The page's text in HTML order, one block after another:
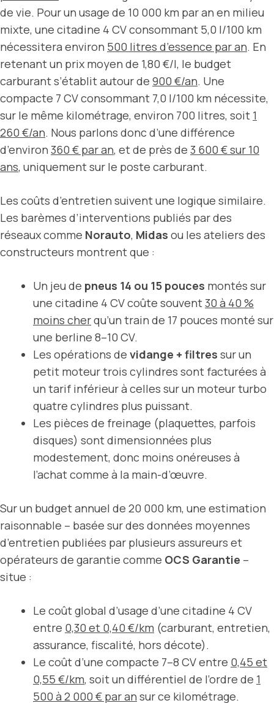
de vie. Pour un usage de 10 000 km par an en milieu
mixte, une citadine 4 CV consommant 5,0 l/100 km
nécessitera environ 500 litres d’essence par an. En
retenant un prix moyen de 1,80 €/l, le budget
carburant s’établit autour de 900 €/an. Une
compacte 7 CV consommant 7,0 l/100 km nécessite,
sur le même kilométrage, environ 700 litres, soit 1
260 €/an. Nous parlons donc d’une différence
d’environ 360 € par an, et de près de 3 600 € sur 10
ans, uniquement sur le poste carburant.
Les coûts d’entretien suivent une logique similaire.
Les barèmes d’interventions publiés par des
réseaux comme Norauto, Midas ou les ateliers des
constructeurs montrent que :
Un jeu de pneus 14 ou 15 pouces montés sur
une citadine 4 CV coûte souvent30 à 40 %
moins cherqu’un train de 17 pouces monté sur
une berline 8–10 CV.
Les opérations de vidange + filtres sur un
petit moteur trois cylindres sont facturées à
un tarif inférieur à celles sur un moteur turbo
quatre cylindres plus puissant.
Les pièces de freinage (plaquettes, parfois
disques) sont dimensionnées plus
modestement, donc moins onéreuses à
l’achat comme à la main-d’œuvre.
Sur un budget annuel de 20 000 km, une estimation
raisonnable – basée sur des données moyennes
d’entretien publiées par plusieurs assureurs et
opérateurs de garantie comme OCS Garantie –
situe :
Le coût global d’usage d’une citadine 4 CV
entre 0,30 et 0,40 €/km (carburant, entretien,
assurance, fiscalité, hors décote).
Le coût d’une compacte 7–8 CV entre 0,45 et
0,55 €/km, soit un différentiel de l’ordre de 1
500 à 2 000 € par an sur ce kilométrage.